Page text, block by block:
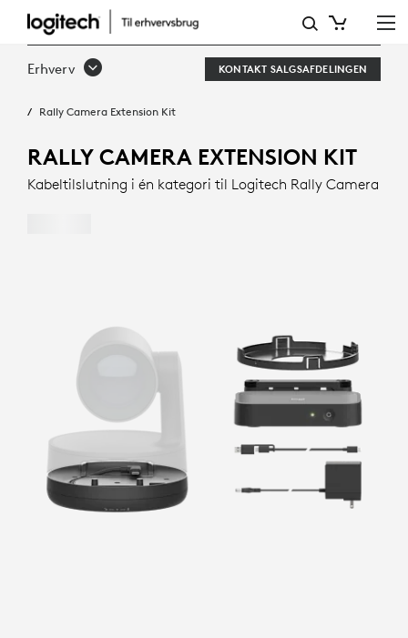
RALLY
CAMERA
KIT
Erhverv KONTAKT SALGSAFDELINGEN
Rally Camera Extension Kit
RALLY CAMERA EXTENSION KIT
Kabeltilslutning i én kategori til Logitech Rally Camera